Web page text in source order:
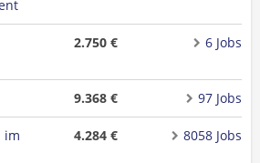
2.750 € 6 Jobs
9.368 € 97 Jobs
im
4.284 € 8058 Jobs